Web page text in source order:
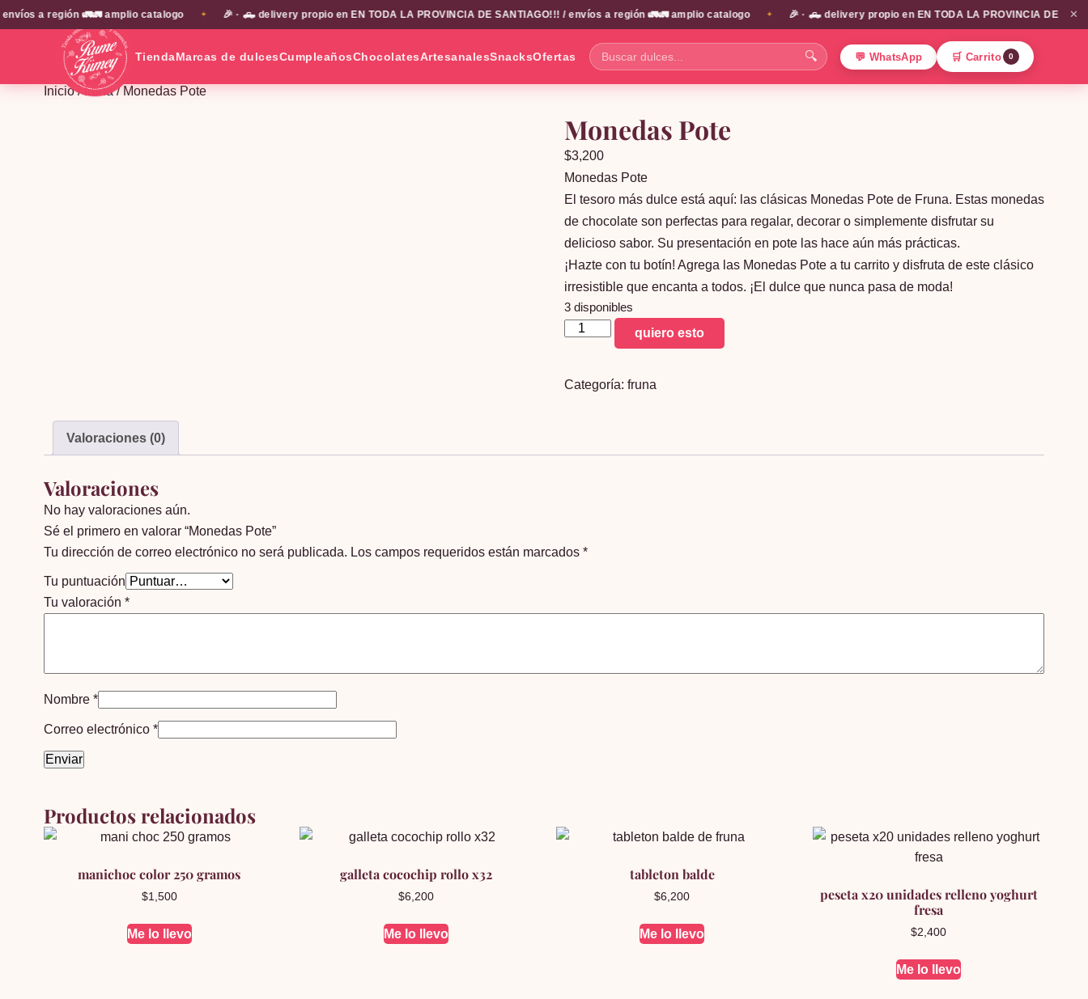
a región 🚛🚛 amplio catalogo ✦ 🎉 · 🛻 delivery propio en EN TODA LA PROVINCIA DE SANTIAGO!!! / envíos a región 🚛🚛 amplio catalogo ✦ 🎉 · 🛻 delivery propio en EN TODA LA PROVINCIA DE ✕
TiendaMarcas de dulcesCumpleañosChocolatesArtesanalesSnacksOfertas
Buscar
dulces...
🔍 💬 WhatsApp 🛒 Carrito 0
Inicio/fruna/ Monedas Pote
Monedas Pote
$3,200
Monedas Pote
El tesoro más dulce está aquí: las clásicas Monedas Pote de Fruna. Estas monedas
de chocolate son perfectas para regalar, decorar o simplemente disfrutar su
delicioso sabor. Su presentación en pote las hace aún más prácticas.
¡Hazte con tu botín! Agrega las Monedas Pote a tu carrito y disfruta de este clásico
irresistible que encanta a todos. ¡El dulce que nunca pasa de moda!
3 disponibles
Monedas
quiero esto
Categoría: fruna
Valoraciones (0)
Valoraciones
No hay valoraciones aún.
Sé el primero en valorar “Monedas Pote”
Tu dirección de correo electrónico no será publicada. Los campos requeridos están marcados *
Tu puntuación
Tu valoración *
Nombre *
Correo electrónico *
Productos relacionados
manichoc color 250 gramos
$1,500
Me lo llevo
galleta cocochip rollo x32
$6,200
Me lo llevo
tableton balde
$6,200
Me lo llevo
peseta x20 unidades relleno yoghurt
fresa
$2,400
Me lo llevo